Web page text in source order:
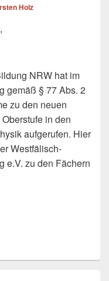
Holz
NRW hat im
gemäß § 77 Abs. 2
zu den neuen
in den
aufgerufen. Hier
Westfälisch-
e.V. zu den Fächern